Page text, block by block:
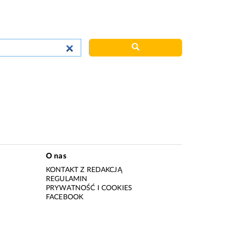
O nas
KONTAKT Z REDAKCJĄ
REGULAMIN
PRYWATNOŚĆ I COOKIES
FACEBOOK